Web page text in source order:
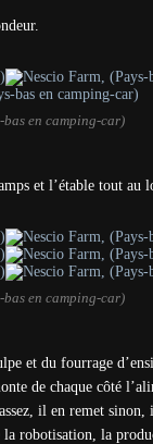
bas en camping-car)
et l’étable tout au
bas en camping-car)
et du fourrage
de chaque côté
il en remet
la robotisation, la